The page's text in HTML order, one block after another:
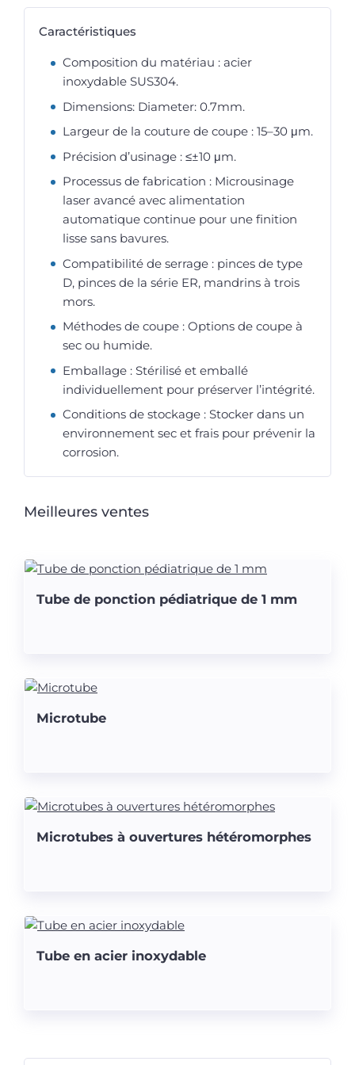
Caractéristiques
Composition du matériau : acier
inoxydable SUS304.
Dimensions: Diameter: 0.7mm.
Largeur de la couture de coupe : 15–30 μm.
Précision d’usinage : ≤±10 μm.
Processus de fabrication : Microusinage
laser avancé avec alimentation
automatique continue pour une finition
lisse sans bavures.
Compatibilité de serrage : pinces de type
D, pinces de la série ER, mandrins à trois
mors.
Méthodes de coupe : Options de coupe à
sec ou humide.
Emballage : Stérilisé et emballé
individuellement pour préserver l’intégrité.
Conditions de stockage : Stocker dans un
environnement sec et frais pour prévenir la
corrosion.
Meilleures ventes
Tube de ponction pédiatrique de 1 mm
Microtube
Microtubes à ouvertures hétéromorphes
Tube en acier inoxydable